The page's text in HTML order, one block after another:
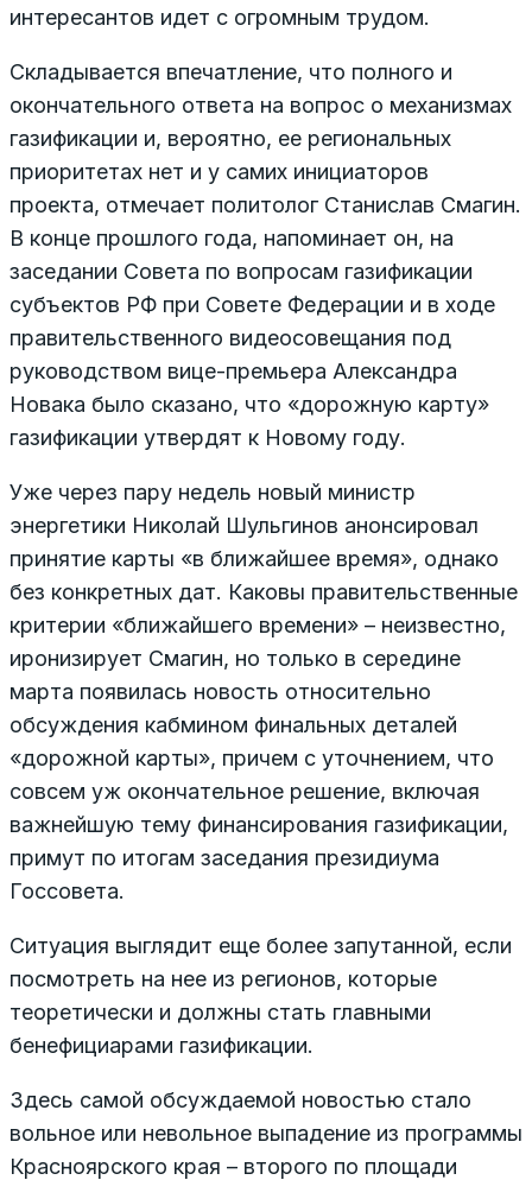
интересантов идет с огромным трудом.
Складывается впечатление, что полного и
окончательного ответа на вопрос о механизмах
газификации и, вероятно, ее региональных
приоритетах нет и у самих инициаторов
проекта, отмечает политолог Станислав Смагин.
В конце прошлого года, напоминает он, на
заседании Совета по вопросам газификации
субъектов РФ при Совете Федерации и в ходе
правительственного видеосовещания под
руководством вице-премьера Александра
Новака было сказано, что «дорожную карту»
газификации утвердят к Новому году.
Уже через пару недель новый министр
энергетики Николай Шульгинов анонсировал
принятие карты «в ближайшее время», однако
без конкретных дат. Каковы правительственные
критерии «ближайшего времени» – неизвестно,
иронизирует Смагин, но только в середине
марта появилась новость относительно
обсуждения кабмином финальных деталей
«дорожной карты», причем с уточнением, что
совсем уж окончательное решение, включая
важнейшую тему финансирования газификации,
примут по итогам заседания президиума
Госсовета.
Ситуация выглядит еще более запутанной, если
посмотреть на нее из регионов, которые
теоретически и должны стать главными
бенефициарами газификации.
Здесь самой обсуждаемой новостью стало
вольное или невольное выпадение из программы
Красноярского края – второго по площади